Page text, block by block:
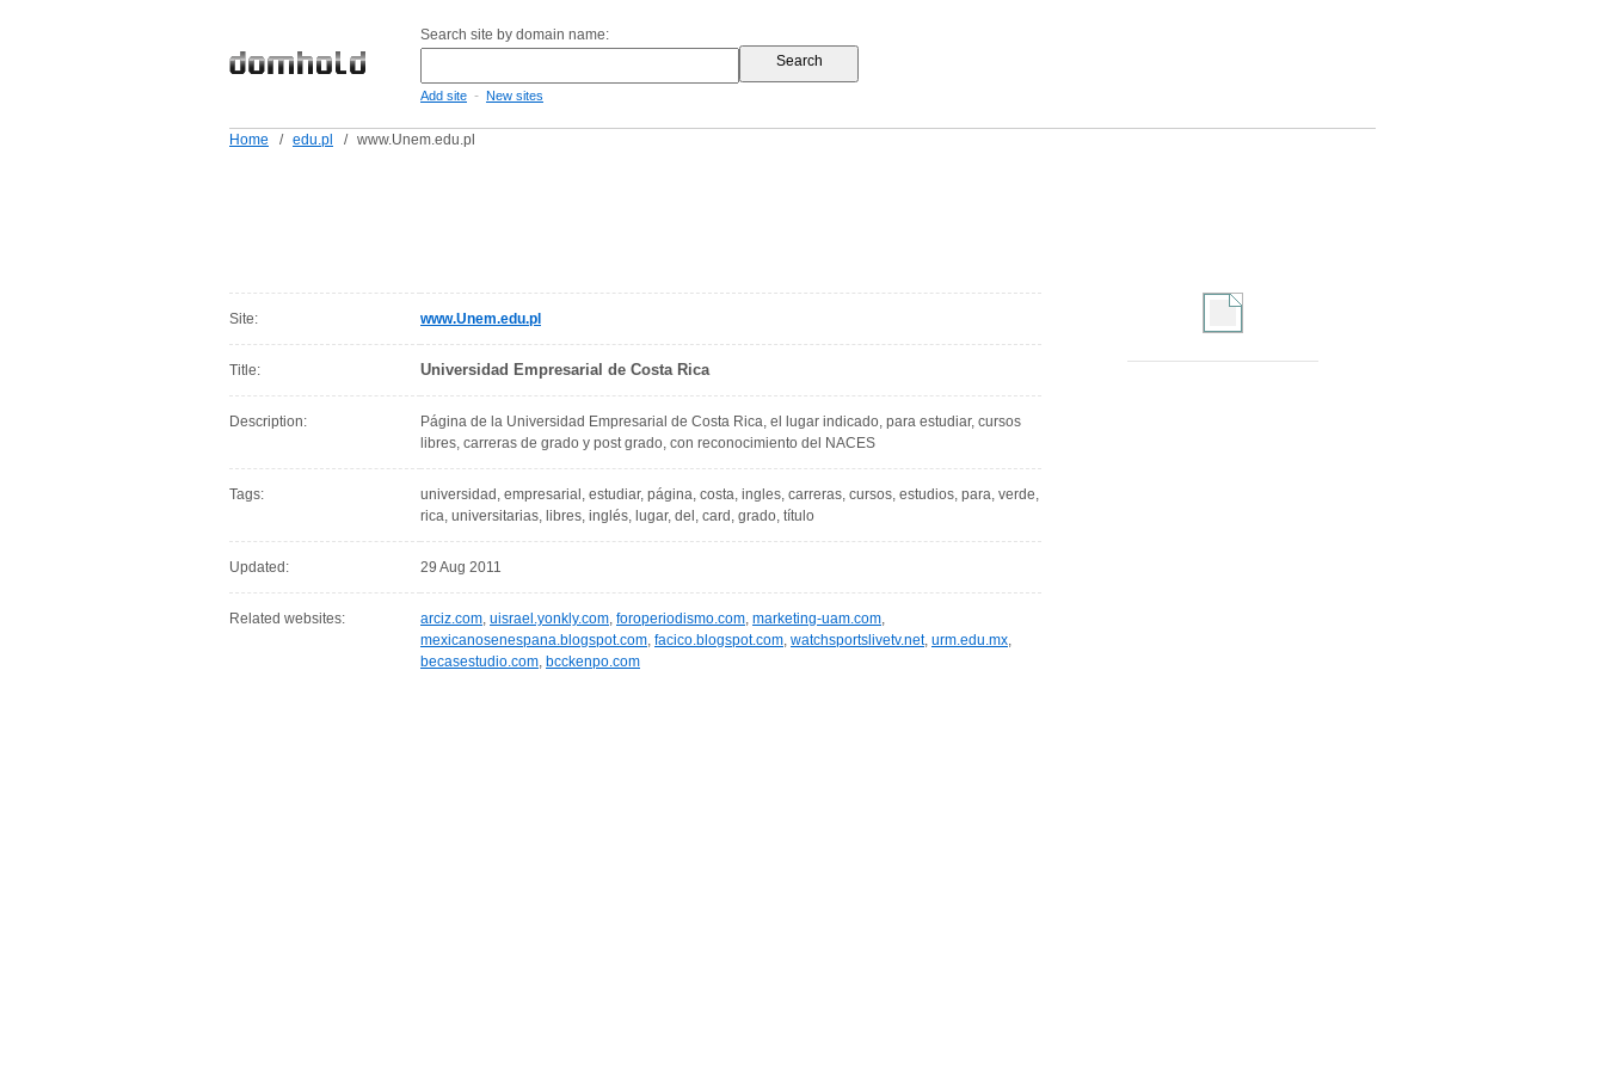
Search site by domain name:
Add site - New sites
Home / edu.pl / www.Unem.edu.pl
Site: www.Unem.edu.pl
Title: Universidad Empresarial de Costa Rica
Description:
Página de la Universidad Empresarial de Costa Rica, el lugar indicado, para estudiar, cursos
libres, carreras de grado y post grado, con reconocimiento del NACES
Tags:
universidad, empresarial, estudiar, página, costa, ingles, carreras, cursos, estudios, para, verde,
rica, universitarias, libres, inglés, lugar, del, card, grado, título
Updated: 29 Aug 2011
Related websites: arciz.com, uisrael.yonkly.com, foroperiodismo.com, marketing-uam.com,
mexicanosenespana.blogspot.com, facico.blogspot.com, watchsportslivetv.net, urm.edu.mx,
becasestudio.com, bcckenpo.com